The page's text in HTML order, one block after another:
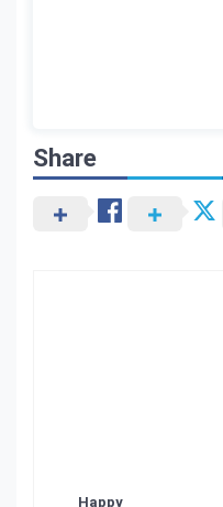
Share
Happy